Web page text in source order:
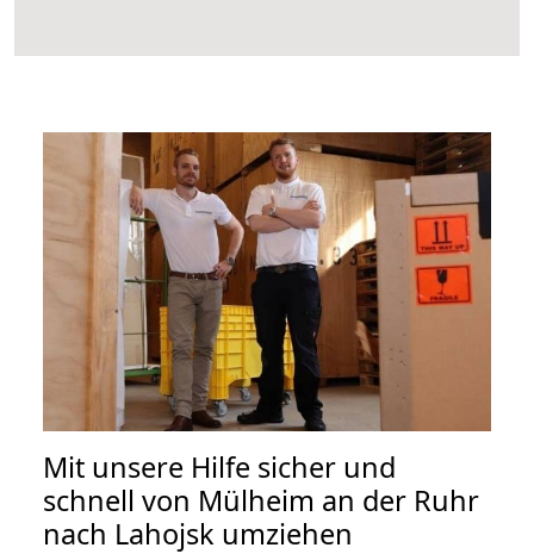
Mit unsere Hilfe sicher und
schnell von Mülheim an der Ruhr
nach Lahojsk umziehen